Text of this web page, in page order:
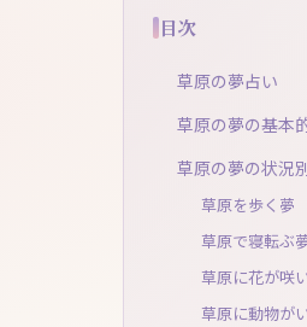
目次
草原の夢占い
草原の夢の基本
草原の夢の状況
草原を歩く夢
草原で寝転ぶ
草原に花が咲
草原に動物が